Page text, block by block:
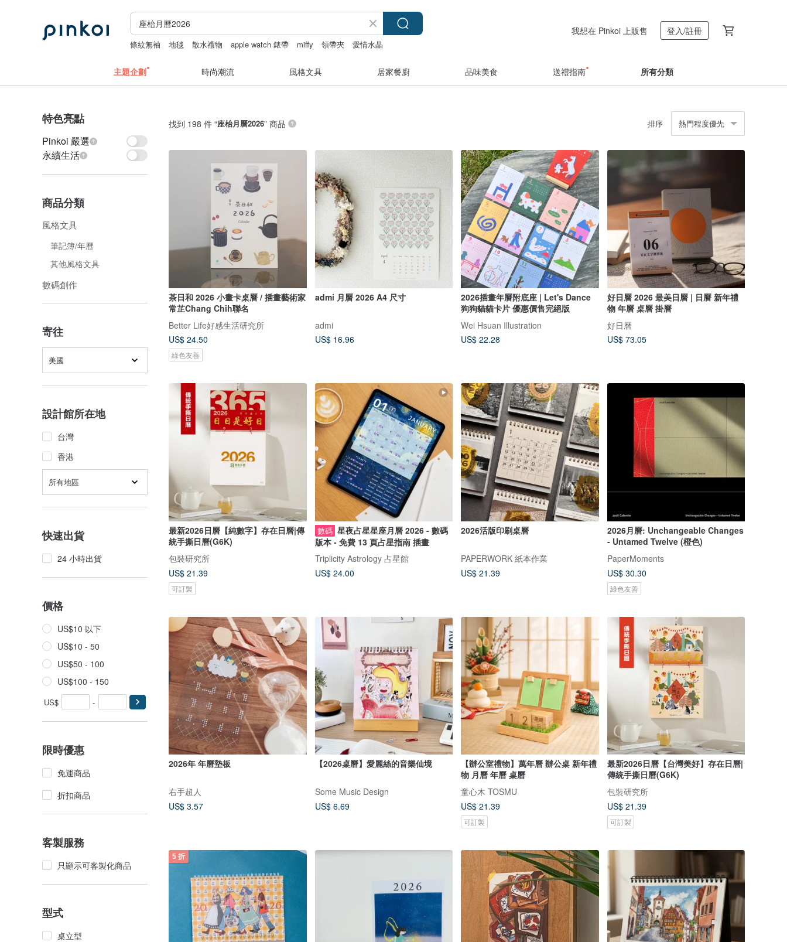
條紋無袖 地毯 散水禮物 apple watch 錶帶 miffy 領帶夾
愛情水晶
我想在 Pinkoi 上販售 登入/註冊
主題企劃 時尚潮流 風格文具 居家餐廚 品味美食 送禮指南 所有分類
特色亮點
Pinkoi 嚴選
永續生活
商品分類
風格文具
筆記簿/年曆
其他風格文具
數碼創作
寄往
美國
設計館所在地
台灣
香港
所有地區
快速出貨
24 小時出貨
價格
US$10 以下
US$10 - 50
US$50 - 100
US$100 - 150
US$ -
限時優惠
免運商品
折扣商品
客製服務
只顯示可客製化商品
型式
桌立型
找到 198 件 “座枱月曆2026” 商品 排序 熱門程度優先
茶日和 2026 小畫卡桌曆 / 插畫藝術家
常芷Chang Chih聯名
Better Life好感生活研究所
US$ 24.50
綠色友善
admi 月曆 2026 A4 尺寸
admi
US$ 16.96
2026插畫年曆附底座 | Let's Dance
狗狗貓貓卡片 優惠價售完絕版
Wei Hsuan Illustration
US$ 22.28
好日曆 2026 最美日曆 | 日曆 新年禮
物 年曆 桌曆 掛曆
好日曆
US$ 73.05
最新2026日曆【純數字】存在日曆|傳
統手撕日曆(G6K)
包裝研究所
US$ 21.39
可訂製
數碼 星夜占星星座月曆 2026 - 數碼
版本 - 免費 13 頁占星指南 插畫
Triplicity Astrology 占星館
US$ 24.00
2026活版印刷桌曆
PAPERWORK 紙本作業
US$ 21.39
2026月曆: Unchangeable Changes
- Untamed Twelve (橙色)
PaperMoments
US$ 30.30
綠色友善
2026年 年曆墊板
右手超人
US$ 3.57
【2026桌曆】愛麗絲的音樂仙境
Some Music Design
US$ 6.69
【辦公室禮物】萬年曆 辦公桌 新年禮
物 月曆 年曆 桌曆
童心木 TOSMU
US$ 21.39
可訂製
最新2026日曆【台灣美好】存在日曆|
傳統手撕日曆(G6K)
包裝研究所
US$ 21.39
可訂製
5 折